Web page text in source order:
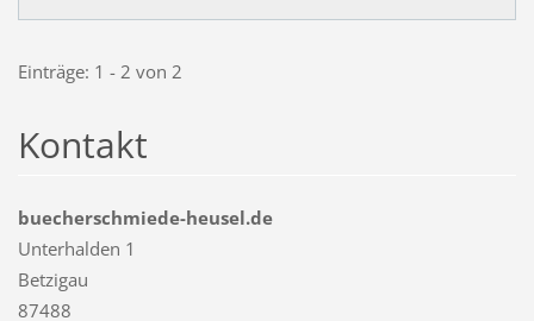
Einträge: 1 - 2 von 2
Kontakt
buecherschmiede-heusel.de
Unterhalden 1
Betzigau
87488